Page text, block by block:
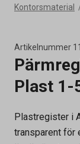
Kontorsmaterial
Artikelnummer
Plast 1-
Plastregister i
transparent för